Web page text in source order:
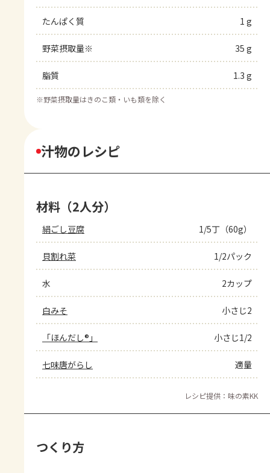
たんぱく質 1 g
野菜摂取量※ 35 g
脂質 1.3 g
※野菜摂取量はきのこ類・いも類を除く
汁物のレシピ
材料（2人分）
絹ごし豆腐 1/5丁（60g）
貝割れ菜 1/2パック
水 2カップ
白みそ 小さじ2
「ほんだし®」 小さじ1/2
七味唐がらし 適量
レシピ提供：味の素KK
つくり方